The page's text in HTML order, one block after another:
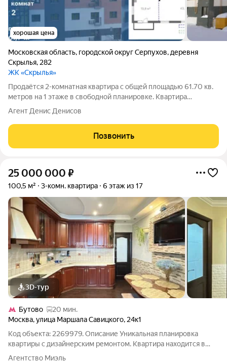
хорошая цена
Московская область, городской округ Серпухов, деревня
Скрылья, 282
ЖК «Скрылья»
Продаётся 2-комнатная квартира с общей площадью 61.70 кв.
метров на 1 этаже в свободной планировке. Квартира
располагается в жилом комплексе Скрылья в г.о. Серпухов.
Застройщик ООО Флагман. Квартира является первичным
жильем, дом введен в
Агент Денис Денисов
Позвонить
25 000 000 ₽
100,5 м² 3-комн. квартира 6 этаж из 17
3D-тур
Бутово
20 мин.
Москва,улица Маршала Савицкого, 24к1
Код объекта: 2269979. Описание Уникальная планировка
квартиры с дизайнерским ремонтом. Квартира находится в
очень зеленом районе , в окружении парков, тихом и
Агентство Миэль